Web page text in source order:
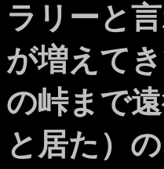
ラリーと
が増えて
の峠まで
と居た）